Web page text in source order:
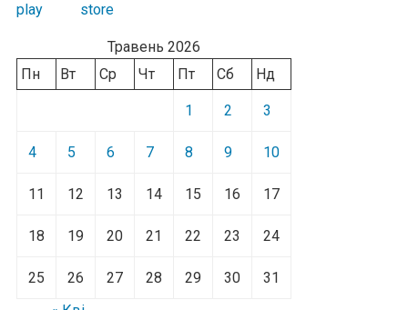
Травень 2026
Пн
Вт Ср Чт Пт Сб Нд
1 2 3
4 5 6 7 8 9 10
11 12 13 14 15 16 17
18 19 20 21 22 23 24
25 26 27 28 29 30
31